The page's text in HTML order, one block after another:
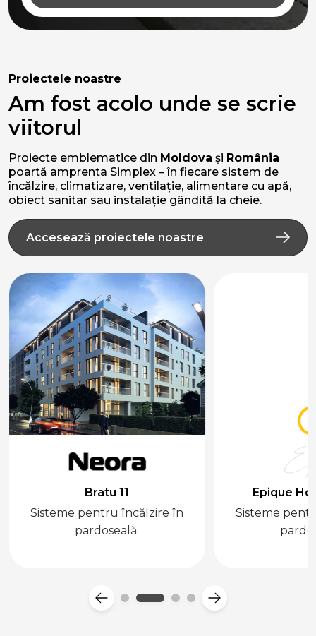
Proiectele noastre
Am fost acolo unde se scrie
viitorul
Proiecte emblematice din Moldova și România
poartă amprenta Simplex – în fiecare sistem de
încălzire, climatizare, ventilație, alimentare cu apă,
obiect sanitar sau instalație gândită la cheie.
Accesează proiectele noastre
Bratu 11
Sisteme pentru încălzire în
pardoseală.
Epique
Sisteme